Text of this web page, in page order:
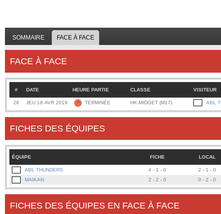
SOMMAIRE FACE À FACE
FACE À FACE
# DATE HEURE PARTIE CLASSE VISITEUR
28 JEU 18 AVR 2019 TERMINÉE HK-MIDGET (M17) ABL
FICHES DES ÉQUIPES
ÉQUIPE FICHE LOCAL
ABL THUNDERS 4 - 1 - 0
2 - 1 - 0
MAIKAN
2 - 2 - 0 0 - 2 - 0
FICHES DES ÉQUIPES EN FACE À FACE